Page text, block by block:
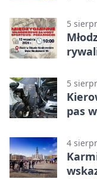
5
5
pas
4